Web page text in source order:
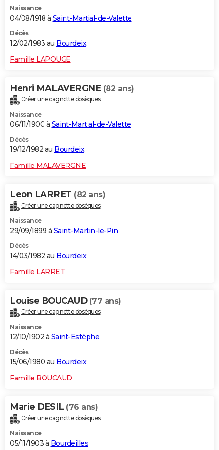
Naissance
04/08/1918 à Saint-Martial-de-Valette
Décès
12/02/1983 au Bourdeix
Famille LAPOUGE
Henri MALAVERGNE (82 ans)
Créer une cagnotte obsèques
Naissance
06/11/1900 à Saint-Martial-de-Valette
Décès
19/12/1982 au Bourdeix
Famille MALAVERGNE
Leon LARRET (82 ans)
Créer une cagnotte obsèques
Naissance
29/09/1899 à Saint-Martin-le-Pin
Décès
14/03/1982 au Bourdeix
Famille LARRET
Louise BOUCAUD (77 ans)
Créer une cagnotte obsèques
Naissance
12/10/1902 à Saint-Estèphe
Décès
15/06/1980 au Bourdeix
Famille BOUCAUD
Marie DESIL (76 ans)
Créer une cagnotte obsèques
Naissance
05/11/1903 à Bourdeilles